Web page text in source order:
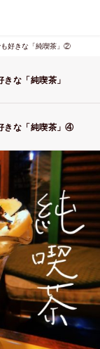
好きな「純喫茶」②
な「純喫茶」
きな「純喫茶」④